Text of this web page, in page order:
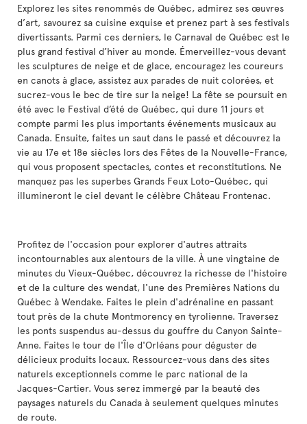
Explorez les sites renommés de Québec, admirez ses œuvres
d’art, savourez sa cuisine exquise et prenez part à ses festivals
divertissants. Parmi ces derniers, le Carnaval de Québec est le
plus grand festival d’hiver au monde. Émerveillez-vous devant
les sculptures de neige et de glace, encouragez les coureurs
en canots à glace, assistez aux parades de nuit colorées, et
sucrez-vous le bec de tire sur la neige! La fête se poursuit en
été avec le Festival d’été de Québec, qui dure 11 jours et
compte parmi les plus importants événements musicaux au
Canada. Ensuite, faites un saut dans le passé et découvrez la
vie au 17e et 18e siècles lors des Fêtes de la Nouvelle-France,
qui vous proposent spectacles, contes et reconstitutions. Ne
manquez pas les superbes Grands Feux Loto-Québec, qui
illumineront le ciel devant le célèbre Château Frontenac.
Profitez de l'occasion pour explorer d'autres attraits
incontournables aux alentours de la ville. À une vingtaine de
minutes du Vieux-Québec, découvrez la richesse de l'histoire
et de la culture des wendat, l'une des Premières Nations du
Québec à Wendake. Faites le plein d'adrénaline en passant
tout près de la chute Montmorency en tyrolienne. Traversez
les ponts suspendus au-dessus du gouffre du Canyon Sainte-
Anne. Faites le tour de l'Île d'Orléans pour déguster de
délicieux produits locaux. Ressourcez-vous dans des sites
naturels exceptionnels comme le parc national de la
Jacques-Cartier. Vous serez immergé par la beauté des
paysages naturels du Canada à seulement quelques minutes
de route.